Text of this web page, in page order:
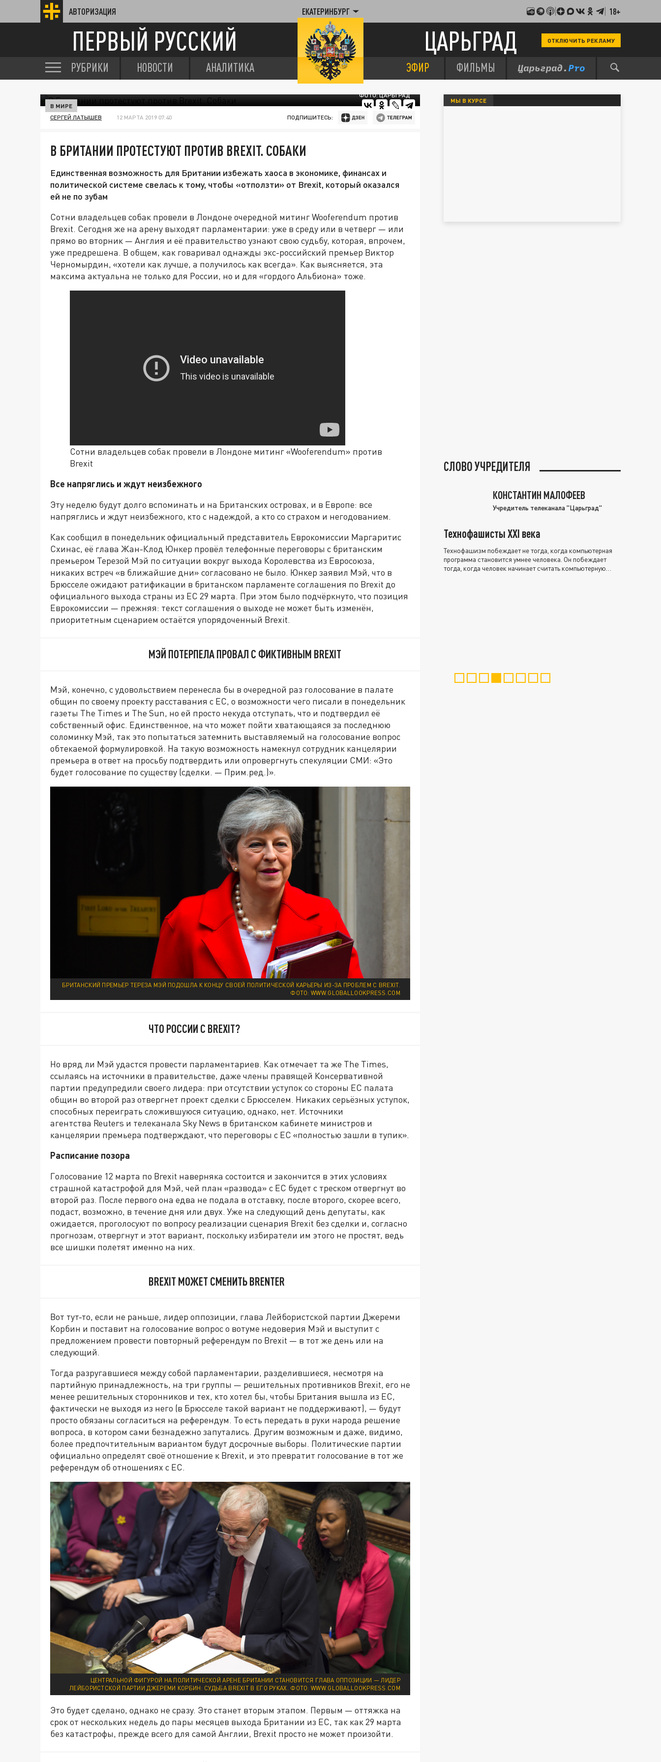
АВТОРИЗАЦИЯ ЕКАТЕРИНБУРГ 18+
ПЕРВЫЙ РУССКИЙ ЦАРЬГРАД ОТКЛЮЧИТЬ РЕКЛАМУ
РУБРИКИ НОВОСТИ АНАЛИТИКА ЭФИР ФИЛЬМЫ
ФОТО: ЦАРЬГРАД
В МИРЕ
СЕРГЕЙ ЛАТЫШЕВ 12 МАРТА 2019 07:40 ПОДПИШИТЕСЬ:
В БРИТАНИИ ПРОТЕСТУЮТ ПРОТИВ BREXIT. СОБАКИ
Единственная возможность для Британии избежать хаоса в экономике, финансах и
политической системе свелась к тому, чтобы «отползти» от Brexit, который оказался
ей не по зубам
Сотни владельцев собак провели в Лондоне очередной митинг Wooferendum против
Brexit. Сегодня же на арену выходят парламентарии: уже в среду или в четверг — или
прямо во вторник — Англия и её правительство узнают свою судьбу, которая, впрочем,
уже предрешена. В общем, как говаривал однажды экс-российский премьер Виктор
Черномырдин, «хотели как лучше, а получилось как всегда». Как выясняется, эта
максима актуальна не только для России, но и для «гордого Альбиона» тоже.
Сотни владельцев собак провели в Лондоне митинг «Wooferendum» против
Brexit
Все напряглись и ждут неизбежного
Эту неделю будут долго вспоминать и на Британских островах, и в Европе: все
напряглись и ждут неизбежного, кто с надеждой, а кто со страхом и негодованием.
Как сообщил в понедельник официальный представитель Еврокомиссии Маргаритис
Схинас, её глава Жан-Клод Юнкер провёл телефонные переговоры с британским
премьером Терезой Мэй по ситуации вокруг выхода Королевства из Евросоюза,
никаких встреч «в ближайшие дни» согласовано не было. Юнкер заявил Мэй, что в
Брюсселе ожидают ратификации в британском парламенте соглашения по Brexit до
официального выхода страны из ЕС 29 марта. При этом было подчёркнуто, что позиция
Еврокомиссии — прежняя: текст соглашения о выходе не может быть изменён,
приоритетным сценарием остаётся упорядоченный Brexit.
МЭЙ ПОТЕРПЕЛА ПРОВАЛ С ФИКТИВНЫМ BREXIT
Мэй, конечно, с удовольствием перенесла бы в очередной раз голосование в палате
общин по своему проекту расставания с ЕС, о возможности чего писали в понедельник
газеты The Times и The Sun, но ей просто некуда отступать, что и подтвердил её
собственный офис. Единственное, на что может пойти хватающаяся за последнюю
соломинку Мэй, так это попытаться затемнить выставляемый на голосование вопрос
обтекаемой формулировкой. На такую возможность намекнул сотрудник канцелярии
премьера в ответ на просьбу подтвердить или опровергнуть спекуляции СМИ: «Это
будет голосование по существу (сделки. — Прим.ред.)».
БРИТАНСКИЙ ПРЕМЬЕР ТЕРЕЗА МЭЙ ПОДОШЛА К КОНЦУ СВОЕЙ ПОЛИТИЧЕСКОЙ КАРЬЕРЫ ИЗ-ЗА ПРОБЛЕМ С BREXIT.
ФОТО: WWW.GLOBALLOOKPRESS.COM
ЧТО РОССИИ С BREXIT?
Но вряд ли Мэй удастся провести парламентариев. Как отмечает та же The Times,
ссылаясь на источники в правительстве, даже члены правящей Консервативной
партии предупредили своего лидера: при отсутствии уступок со стороны ЕС палата
общин во второй раз отвергнет проект сделки с Брюсселем. Никаких серьёзных уступок,
способных переиграть сложившуюся ситуацию, однако, нет. Источники
агентства Reuters и телеканала Sky News в британском кабинете министров и
канцелярии премьера подтверждают, что переговоры с ЕС «полностью зашли в тупик».
Расписание позора
Голосование 12 марта по Brexit наверняка состоится и закончится в этих условиях
страшной катастрофой для Мэй, чей план «развода» с ЕС будет с треском отвергнут во
второй раз. После первого она едва не подала в отставку, после второго, скорее всего,
подаст, возможно, в течение дня или двух. Уже на следующий день депутаты, как
ожидается, проголосуют по вопросу реализации сценария Brexit без сделки и, согласно
прогнозам, отвергнут и этот вариант, поскольку избиратели им этого не простят, ведь
все шишки полетят именно на них.
BREXIT МОЖЕТ СМЕНИТЬ BRENTER
Вот тут-то, если не раньше, лидер оппозиции, глава Лейбористской партии Джереми
Корбин и поставит на голосование вопрос о вотуме недоверия Мэй и выступит с
предложением провести повторный референдум по Brexit — в тот же день или на
следующий.
Тогда разругавшиеся между собой парламентарии, разделившиеся, несмотря на
партийную принадлежность, на три группы — решительных противников Brexit, его не
менее решительных сторонников и тех, кто хотел бы, чтобы Британия вышла из ЕС,
фактически не выходя из него (в Брюсселе такой вариант не поддерживают), — будут
просто обязаны согласиться на референдум. То есть передать в руки народа решение
вопроса, в котором сами безнадежно запутались. Другим возможным и даже, видимо,
более предпочтительным вариантом будут досрочные выборы. Политические партии
официально определят своё отношение к Brexit, и это превратит голосование в тот же
референдум об отношениях с ЕС.​ ​
ЦЕНТРАЛЬНОЙ ФИГУРОЙ НА ПОЛИТИЧЕСКОЙ АРЕНЕ БРИТАНИИ СТАНОВИТСЯ ГЛАВА ОППОЗИЦИИ — ЛИДЕР
ЛЕЙБОРИСТСКОЙ ПАРТИИ ДЖЕРЕМИ КОРБИН: СУДЬБА BREXIT В ЕГО РУКАХ. ФОТО: WWW.GLOBALLOOKPRESS.COM
Это будет сделано, однако не сразу. Это станет вторым этапом. Первым — оттяжка на
срок от нескольких недель до пары месяцев выхода Британии из ЕС, так как 29 марта
без катастрофы, прежде всего для самой Англии, Brexit просто не может произойти.
МЫ В КУРСЕ
СЛОВО УЧРЕДИТЕЛЯ
КОНСТАНТИН МАЛОФЕЕВ
Учредитель телеканала "Царьград"
Технофашисты XXI века
Технофашизм побеждает не тогда, когда компьютерная
программа становится умнее человека. Он побеждает
тогда, когда человек начинает считать компьютерную